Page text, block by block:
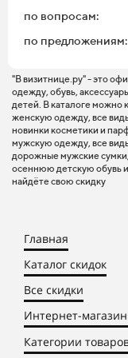
по вопросам:
по предложениям:
"В визитнице.ру" - это
одежду, обувь,
детей. В каталоге можно
женскую одежду, все
новинки косметики и
мужскую одежду, все
дорожные мужские
осеннюю детскую обувь и
найдёте свою скидку
Главная
Каталог скидок
Все скидки
Интернет-
Категории